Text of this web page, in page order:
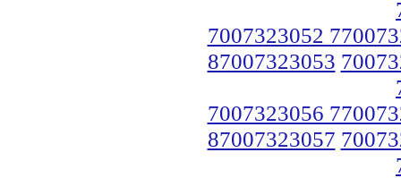
7007323052
87007323053
7007323056
87007323057